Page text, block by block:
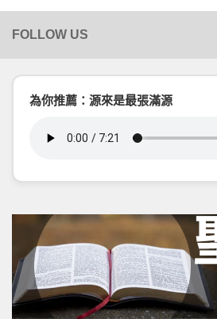
為你推薦：源來是最張滿源